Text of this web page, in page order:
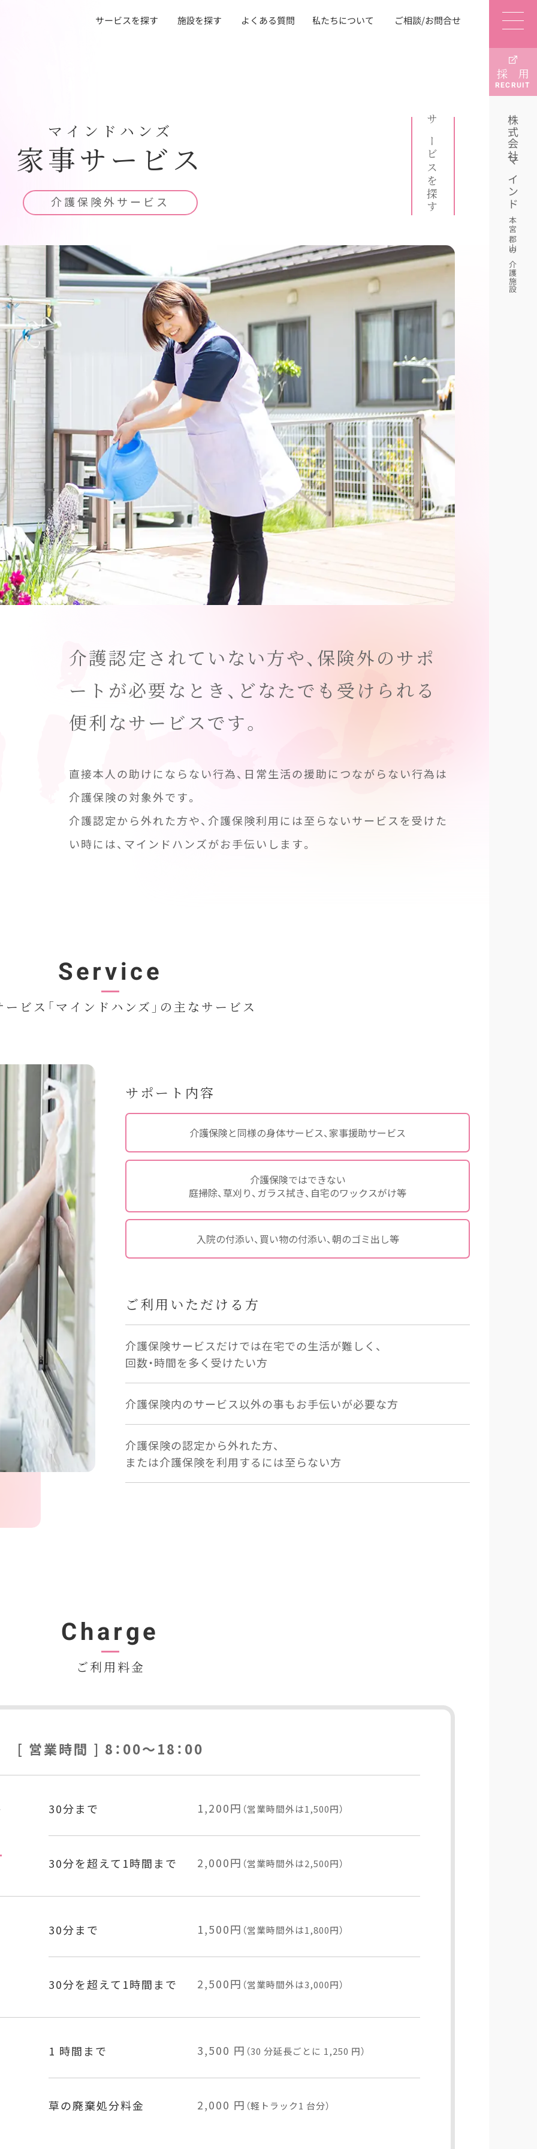
サービスを探す 施設を探す よくある質問 私たちについて ご相談/お問合せ
サービスを探す
マインドハンズ
家事サービス
介護保険外サービス
介護認定されていない方や、保険外のサポ
ートが必要なとき、どなたでも受けられる
便利なサービスです。
直接本人の助けにならない行為、日常生活の援助につながらない行為は
介護保険の対象外です。
介護認定から外れた方や、介護保険利用には至らないサービスを受けた
い時には、マインドハンズがお手伝いします。
Service
ビス「マインドハンズ」の主なサービス
サポート内容
介護保険と同様の身体サービス、家事援助サービス
介護保険ではできない
庭掃除、草刈り、ガラス拭き、 自宅のワックスがけ等
入院の付添い、買い物の付添い、朝のゴミ出し等
ご利用いただける方
介護保険サービスだけでは在宅での生活が難しく、
回数・時間を多く受けたい方
介護保険内のサービス以外の事もお手伝いが必要な方
介護保険の認定から外れた方、
または介護保険を利用するには至らない方
Charge
ご利用料金
[ 営業時間 ] 8：00～18：00
30分まで 1,200円 （営業時間外は1,500円）
30分を超えて 1時間まで 2,000円 （営業時間外は2,500円）
30分まで 1,500円 （営業時間外は1,800円）
30分を超えて 1時間まで 2,500円 （営業時間外は3,000円）
1 時間まで 3,500 円 （30 分延長ごとに 1,250 円）
草の廃棄処分料金 2,000 円 （軽トラック1 台分）
採 用
RECRUIT
株式会社マインド
本宮 郡山の介護施設